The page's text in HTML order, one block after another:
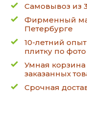
Самовывоз из
Фирменный
Петербурге
10-летний
плитку по фото
Умная
заказанных
Срочная